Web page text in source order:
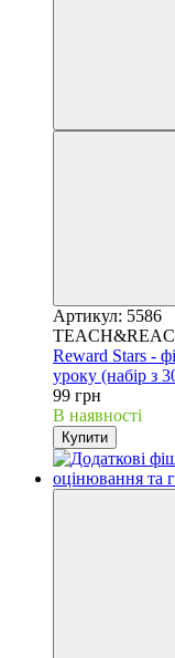
Артикул: 5586
Reward Stars -
уроку (набір з
99 грн
В наявності
Купити